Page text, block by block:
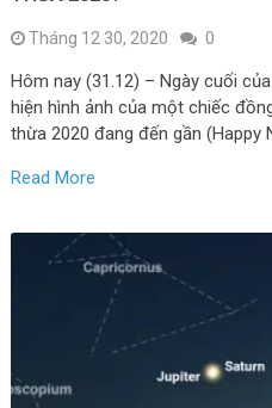
Tháng 12 30, 2020 0
Hôm nay (31.12) – Ngày cuối
hiện hình ảnh của một chiếc
thừa 2020 đang đến gần (Happy
Read More